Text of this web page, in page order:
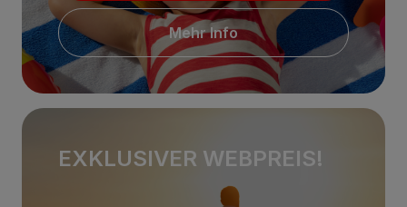
Mehr Info
EXKLUSIVER WEBPREIS!